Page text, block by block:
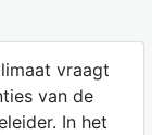
vraagt
van de
In het